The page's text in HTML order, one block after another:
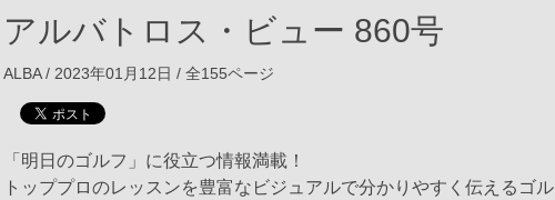
アルバトロス・ビュー 860号
ALBA / 2023年01月12日 / 全155ページ
「明日のゴルフ」に役立つ情報満載！
トッププロのレッスンを豊富なビジュアルで分かりやすく伝えるゴル